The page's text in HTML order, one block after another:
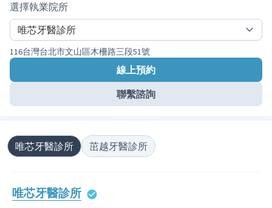
選擇執業院所
116台灣台北市文山區木柵路三段51號
線上預約
聯繫諮詢
唯芯牙醫診所 茁越牙醫診所
唯芯牙醫診所